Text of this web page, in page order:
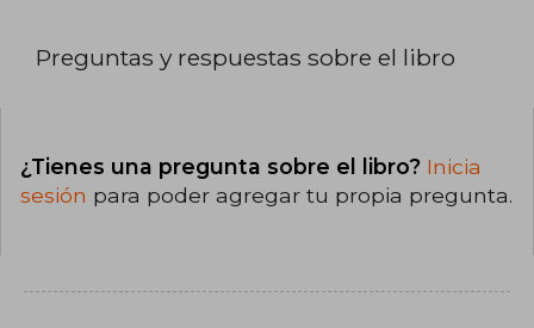
Preguntas y respuestas sobre el libro
¿Tienes una pregunta sobre el libro? Inicia
sesión para poder agregar tu propia pregunta.